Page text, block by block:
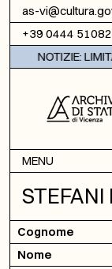
Vai al contenuto
as-
+39 0444
NOTIZIE:
MENU
STEFANI
Cognome
Nome